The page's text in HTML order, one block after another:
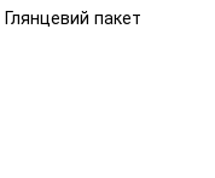
Глянцевий пакет